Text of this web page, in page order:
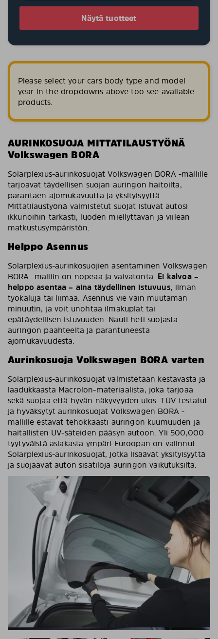
Näytä tuotteet
Please select your cars body type and model
year in the dropdowns above too see available
products.
AURINKOSUOJA MITTATILAUSTYÖNÄ
Volkswagen BORA
Solarplexius-aurinkosuojat Volkswagen BORA -mallille
tarjoavat täydellisen suojan auringon haitoilta,
parantaen ajomukavuutta ja yksityisyyttä.
Mittatilaustyönä valmistetut suojat istuvat autosi
ikkunoihin tarkasti, luoden miellyttävän ja viileän
matkustusympäristön.
Helppo Asennus
Solarplexius-aurinkosuojien asentaminen Volkswagen
BORA -malliin on nopeaa ja vaivatonta. Ei kalvoa –
helppo asentaa – aina täydellinen istuvuus, ilman
työkaluja tai liimaa. Asennus vie vain muutaman
minuutin, ja voit unohtaa ilmakuplat tai
epätäydellisen istuvuuden. Nauti heti suojasta
auringon paahteelta ja parantuneesta
ajomukavuudesta.
Aurinkosuoja Volkswagen BORA varten
Solarplexius-aurinkosuojat valmistetaan kestävästä ja
laadukkaasta Macrolon-materiaalista, joka tarjoaa
sekä suojaa että hyvän näkyvyyden ulos. TÜV-testatut
ja hyväksytyt aurinkosuojat Volkswagen BORA -
mallille estävät tehokkaasti auringon kuumuuden ja
haitallisten UV-säteiden pääsyn autoon. Yli 500,000
tyytyväistä asiakasta ympäri Euroopan on valinnut
Solarplexius-aurinkosuojat, jotka lisäävät yksityisyyttä
ja suojaavat auton sisätiloja auringon vaikutuksilta.